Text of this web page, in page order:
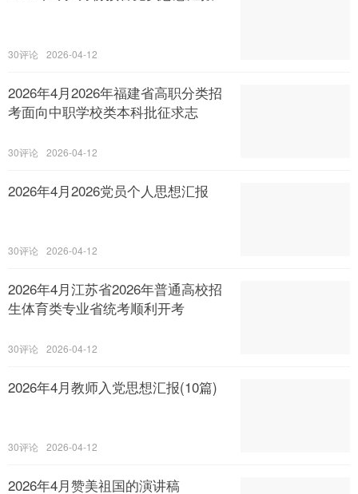
30 2026-04-12
2026年4月2026年福建省高职分类招
考面向中职学校类本科批征求志
30 2026-04-12
2026年4月2026党员个人思想汇报
30 2026-04-12
2026年4月江苏省2026年普通高校招
生体育类专业省统考顺利开考
30 2026-04-12
2026年4月教师入党思想汇报(10篇)
30 2026-04-12
2026年4月赞美祖国的演讲稿